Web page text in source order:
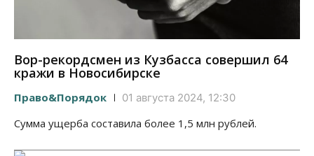
Вор-рекордсмен из Кузбасса совершил 64
кражи в Новосибирске
Право&Порядок 01 августа 2024, 12:30
Сумма ущерба составила более 1,5 млн рублей.